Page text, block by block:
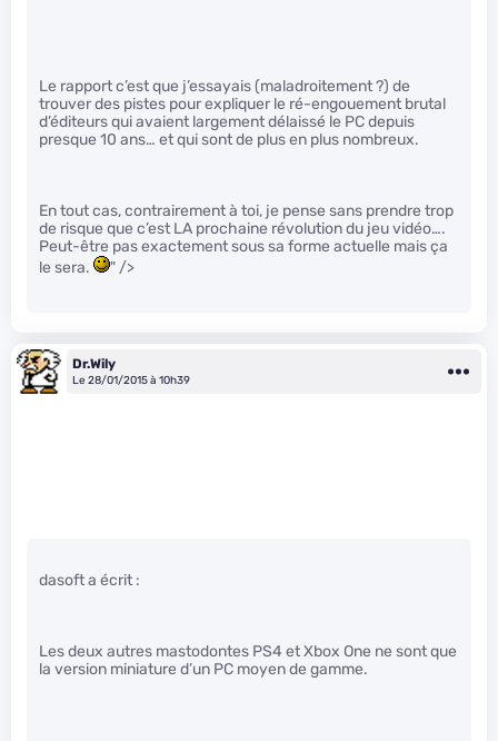
Le rapport c’est que j’essayais (maladroitement ?) de
trouver des pistes pour expliquer le ré-engouement brutal
d’éditeurs qui avaient largement délaissé le PC depuis
presque 10 ans… et qui sont de plus en plus nombreux.
En tout cas, contrairement à toi, je pense sans prendre trop
de risque que c’est LA prochaine révolution du jeu vidéo….
Peut-être pas exactement sous sa forme actuelle mais ça
le sera.
" />
Dr.Wily
Le 28/01/2015 à 10h39
dasoft a écrit :
Les deux autres mastodontes PS4 et Xbox One ne sont que
la version miniature d’un PC moyen de gamme.